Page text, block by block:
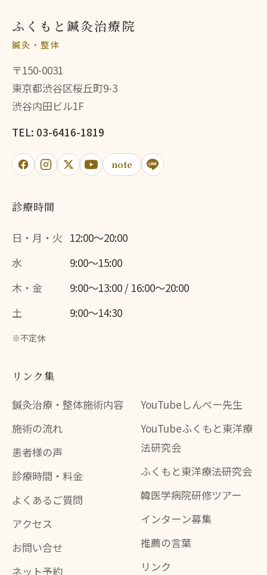
ふくもと鍼灸治療院
鍼灸・整体
〒150-0031
東京都渋谷区桜丘町9-3
渋谷内田ビル1F
TEL: 03-6416-1819
note
診療時間
日・月・火 12:00〜20:00
水
9:00〜15:00
木・金
9:00〜13:00 / 16:00〜20:00
土
9:00〜14:30
※不定休
リンク集
鍼灸治療・整体施術内容
施術の流れ
患者様の声
診療時間・料金
よくあるご質問
アクセス
お問い合せ
ネット予約
YouTubeしんぺー先生
YouTubeふくもと東洋療
法研究会
ふくもと東洋療法研究会
韓医学病院研修ツアー
インターン募集
推薦の言葉
リンク